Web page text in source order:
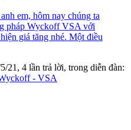
em, hôm nay chúng ta
pháp Wyckoff VSA với
giá tăng nhé. Một điều
21 , 4 lần trả lời, trong diễn đàn:
- VSA